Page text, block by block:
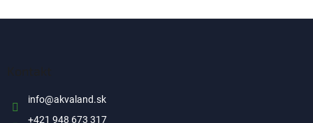
info@akvaland.sk
+421 948 673 317